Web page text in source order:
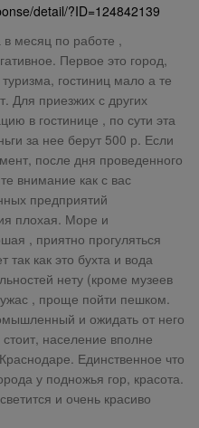
detail/?ID=124842139
месяц по работе ,
Первое это город,
гостиниц мало а те
Для приезжих с других
в гостинице , по сути эта
за нее берут 500 р. Если
после дня проведенного
внимание как с вас
предприятий
плохая. Море и
, приятно прогуляться
как это бухта и вода
нету (кроме музеев
, проще пойти пешком.
и ожидать от него
стоит, население вполне
Единственное что
у подножья гор, красота.
и очень красиво